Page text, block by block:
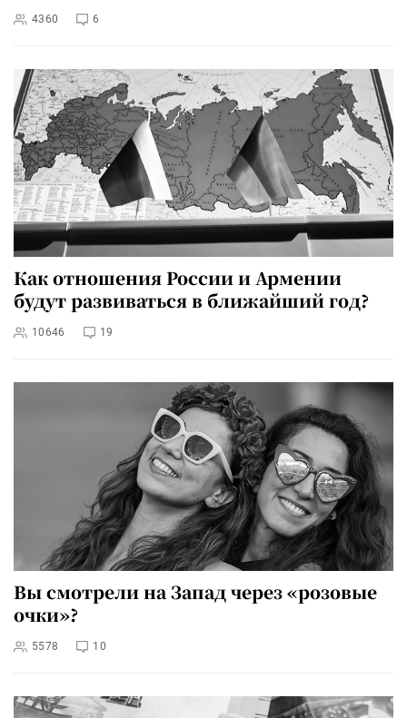
4360 6
Как отношения России и Армении
будут развиваться в ближайший год?
10646 19
Вы смотрели на Запад через «розовые
очки»?
5578 10